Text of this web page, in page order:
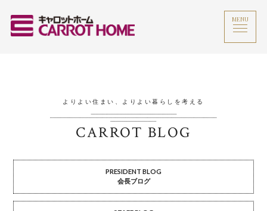
MENU
よりよい住まい、よりよい暮らしを考える
CARROT BLOG
PRESIDENT BLOG
会長ブログ